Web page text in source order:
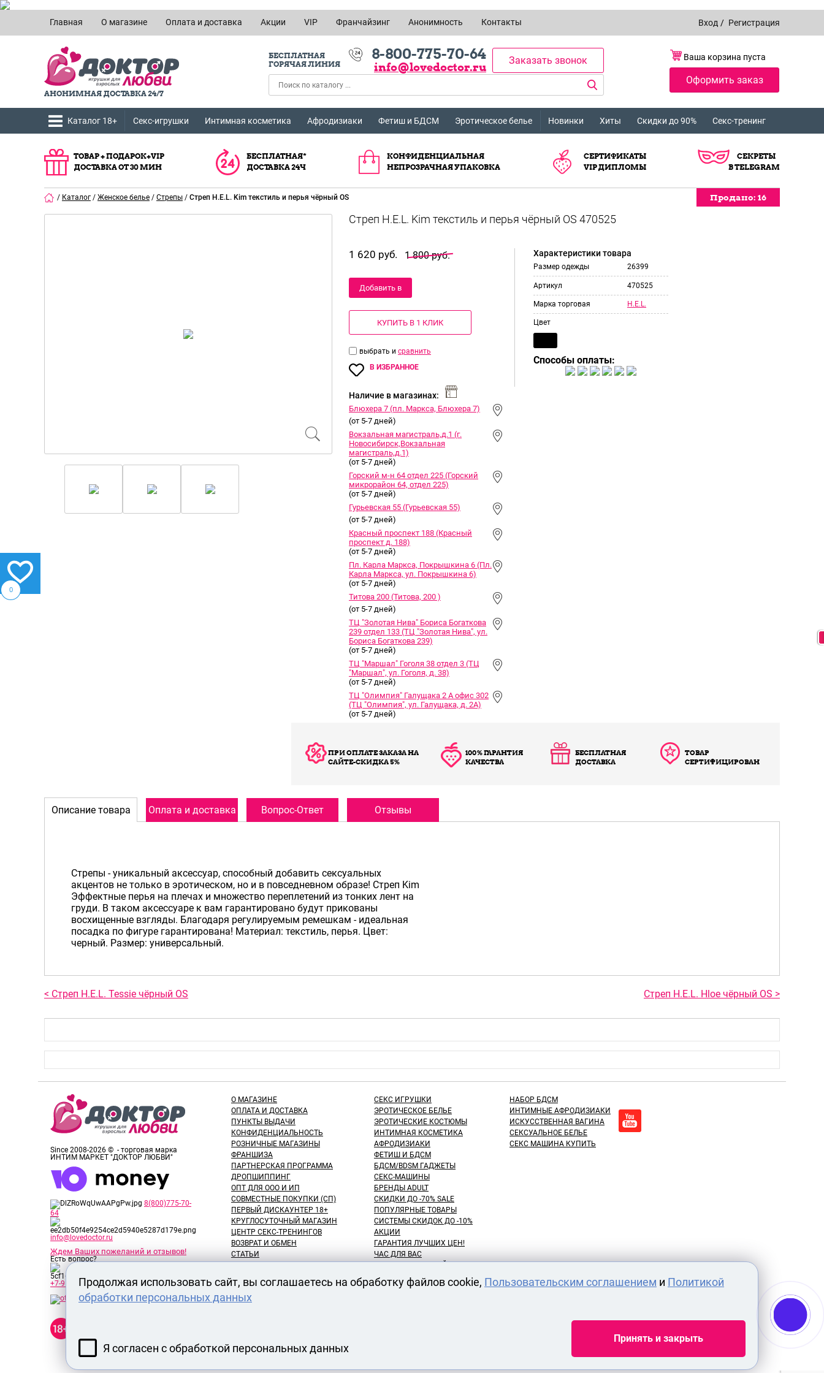
Главная О магазине Оплата и доставка Акции VIP Франчайзинг Анонимность Контакты Вход / Регистрация
АНОНИМНАЯ ДОСТАВКА 24/7
БЕСПЛАТНАЯ
ГОРЯЧАЯ ЛИНИЯ
8-800-775-70-64
info@lovedoctor.ru
Заказать звонок Ваша корзина пуста
Оформить заказ
Каталог 18+ Секс-игрушки Интимная косметика Афродизиаки Фетиш и БДСМ Эротическое белье Новинки Хиты Скидки до 90% Секс-тренинг
ТОВАР + ПОДАРОК+VIP
ДОСТАВКА ОТ 30 МИН
БЕСПЛАТНАЯ*
ДОСТАВКА 24Ч
КОНФИДЕНЦИАЛЬНАЯ
НЕПРОЗРАЧНАЯ УПАКОВКА
СЕРТИФИКАТЫ
VIP ДИПЛОМЫ
СЕКРЕТЫ
В TELEGRAM
/ Каталог / Женское белье / Стрепы / Стреп H.E.L. Kim текстиль и перья чёрный OS Продано: 16
Продано: 16
Продано: 16
1 620 руб. 1 800 руб.
Добавить в
корзину
КУПИТЬ В 1 КЛИК
выбрать и сравнить
В ИЗБРАННОЕ
Наличие в магазинах:
Блюхера 7 (пл. Маркса, Блюхера 7)
(от 5-7 дней)
Вокзальная магистраль,д.1 (г.
Новосибирск,Вокзальная
магистраль,д.1)
(от 5-7 дней)
Горский м-н 64 отдел 225 (Горский
микрорайон 64, отдел 225)
(от 5-7 дней)
Гурьевская 55 (Гурьевская 55)
(от 5-7 дней)
Красный проспект 188 (Красный
проспект д. 188)
(от 5-7 дней)
Пл. Карла Маркса, Покрышкина 6 (Пл.
Карла Маркса, ул. Покрышкина 6)
(от 5-7 дней)
Титова 200 (Титова, 200 )
(от 5-7 дней)
ТЦ "Золотая Нива" Бориса Богаткова
239 отдел 133 (ТЦ "Золотая Нива", ул.
Бориса Богаткова 239)
(от 5-7 дней)
ТЦ "Маршал" Гоголя 38 отдел 3 (ТЦ
"Маршал", ул. Гоголя, д. 38)
(от 5-7 дней)
ТЦ "Олимпия" Галущака 2 А офис 302
(ТЦ "Олимпия", ул. Галущака, д. 2А)
(от 5-7 дней)
Характеристики товара
Размер одежды 26399
Артикул 470525
Марка торговая H.E.L.
Цвет
Способы оплаты:
ПРИ ОПЛАТЕ ЗАКАЗА НА
САЙТЕ-СКИДКА 5%
100% ГАРАНТИЯ
КАЧЕСТВА
БЕСПЛАТНАЯ
ДОСТАВКА
ТОВАР
СЕРТИФИЦИРОВАН
Описание товара Оплата и доставка Вопрос-Ответ Отзывы
Стрепы - уникальный аксессуар, способный добавить сексуальных
акцентов не только в эротическом, но и в повседневном образе! Стреп Kim
Эффектные перья на плечах и множество переплетений из тонких лент на
груди. В таком аксессуаре к вам гарантировано будут прикованы
восхищенные взгляды. Благодаря регулируемым ремешкам - идеальная
посадка по фигуре гарантирована! Материал: текстиль, перья. Цвет:
черный. Размер: универсальный.
Стреп H.E.L. Hloe чёрный OS >
< Стреп H.E.L. Tessie чёрный OS
Since 2008-2026 © - торговая марка
ИНТИМ МАРКЕТ "ДОКТОР ЛЮБВИ"
8(800)775-70-
64
info@lovedoctor.ru
Ждем Ваших пожеланий и отзывов!
Есть вопрос?
+7-913-917-89-65
продукция имеет знак EAC
Евразийского соответствия.
О МАГАЗИНЕ
ОПЛАТА И ДОСТАВКА
ПУНКТЫ ВЫДАЧИ
КОНФИДЕНЦИАЛЬНОСТЬ
РОЗНИЧНЫЕ МАГАЗИНЫ
ФРАНШИЗА
ПАРТНЕРСКАЯ ПРОГРАММА
ДРОПШИППИНГ
ОПТ ДЛЯ ООО И ИП
СОВМЕСТНЫЕ ПОКУПКИ (СП)
ПЕРВЫЙ ДИСКАУНТЕР 18+
КРУГЛОСУТОЧНЫЙ МАГАЗИН
ЦЕНТР СЕКС-ТРЕНИНГОВ
ВОЗВРАТ И ОБМЕН
СТАТЬИ
ОБЗОРЫ ТОВАРОВ
ВАКАНСИИ
СЕКС ИГРУШКИ
ЭРОТИЧЕСКОЕ БЕЛЬЕ
ЭРОТИЧЕСКИЕ КОСТЮМЫ
ИНТИМНАЯ КОСМЕТИКА
АФРОДИЗИАКИ
ФЕТИШ И БДСМ
БДСМ/BDSM ГАДЖЕТЫ
СЕКС-МАШИНЫ
БРЕНДЫ ADULT
СКИДКИ ДО -70% SALE
ПОПУЛЯРНЫЕ ТОВАРЫ
СИСТЕМЫ СКИДОК ДО -10%
АКЦИИ
ГАРАНТИЯ ЛУЧШИХ ЦЕН!
ЧАС ДЛЯ ВАС
100 БОНУСНЫХ РУБЛЕЙ!
ОТЛОЖЕННЫЕ ТОВАРЫ
НАБОР БДСМ
ИНТИМНЫЕ АФРОДИЗИАКИ
ИСКУССТВЕННАЯ ВАГИНА
СЕКСУАЛЬНОЕ БЕЛЬЕ
СЕКС МАШИНА КУПИТЬ
0
Продолжая использовать сайт, вы соглашаетесь на обработку файлов cookie, Пользовательским соглашением и Политикой
обработки персональных данных
Я согласен с обработкой персональных данных
Принять и закрыть